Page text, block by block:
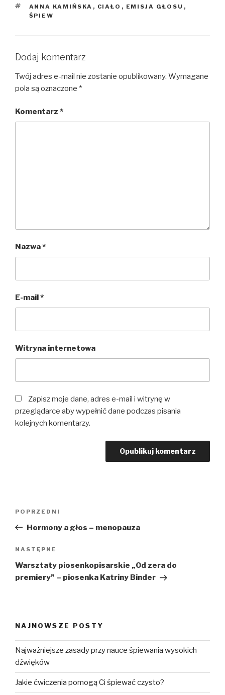
TAGI
ANNA KAMIŃSKA , CIAŁO , EMISJA GŁOSU ,
ŚPIEW
Dodaj komentarz
Twój adres e-mail nie zostanie opublikowany. Wymagane
pola są oznaczone *
Komentarz *
Nazwa*
E-mail*
Witryna internetowa
Zapisz moje dane, adres e-mail i witrynę w
przeglądarce aby wypełnić dane podczas pisania
kolejnych komentarzy.
Poprzedni
wpis
POPRZEDNI
Hormony a głos – menopauza
Następny
wpis
NASTĘPNE
Warsztaty piosenkopisarskie „Od zera do
premiery” – piosenka Katriny Binder
NAJNOWSZE POSTY
Najważniejsze zasady przy nauce śpiewania wysokich
dźwięków
Jakie ćwiczenia pomogą Ci śpiewać czysto?